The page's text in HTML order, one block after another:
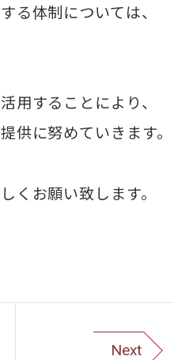
る体制については、
用することにより、
供に努めていきます。
くお願い致します。
Next